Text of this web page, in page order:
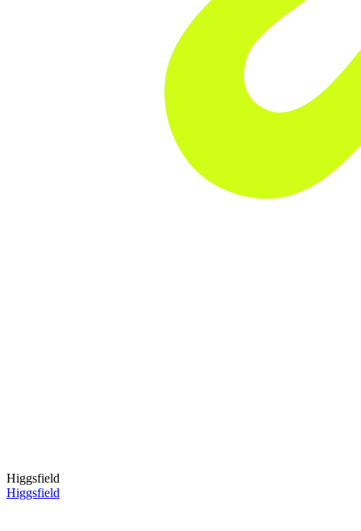
Higgsfield
Higgsfield